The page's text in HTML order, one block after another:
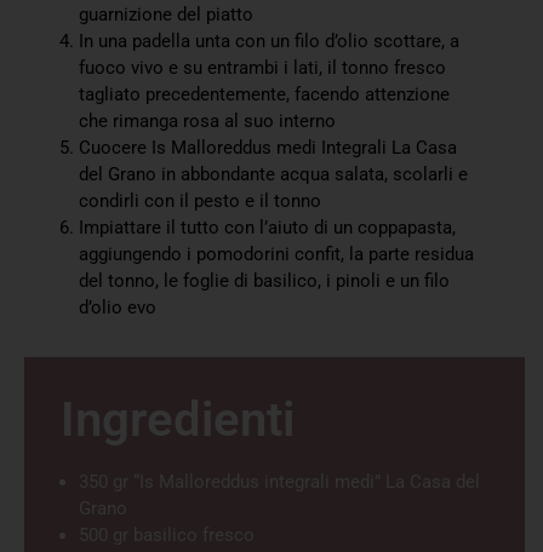
guarnizione del piatto
In una padella unta con un filo d’olio scottare, a
fuoco vivo e su entrambi i lati, il tonno fresco
tagliato precedentemente, facendo attenzione
che rimanga rosa al suo interno
Cuocere Is Malloreddus medi Integrali La Casa
del Grano in abbondante acqua salata, scolarli e
condirli con il pesto e il tonno
Impiattare il tutto con l’aiuto di un coppapasta,
aggiungendo i pomodorini confit, la parte residua
del tonno, le foglie di basilico, i pinoli e un filo
d’olio evo
Ingredienti
350 gr “Is Malloreddus integrali medi” La Casa del
Grano
500 gr basilico fresco